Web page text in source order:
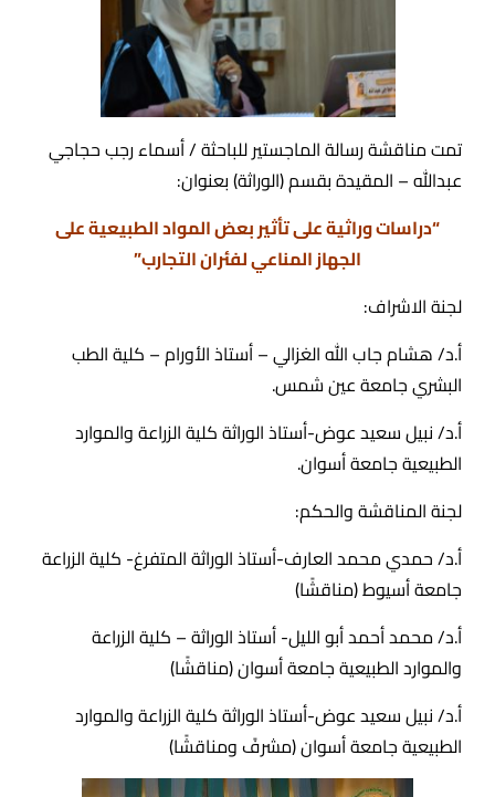
تمت مناقشة رسالة الماجستير للباحثة / أسماء رجب حجاجي
عبدالله – المقيدة بقسم (الوراثة) بعنوان:
“دراسات وراثية على تأثير بعض المواد الطبيعية على
الجهاز المناعي لفئران التجارب”
لجنة الاشراف:
أ.د/ هشام جاب الله الغزالي – أستاذ الأورام – كلية الطب
البشري جامعة عين شمس.
أ.د/ نبيل سعيد عوض-أستاذ الوراثة كلية الزراعة والموارد
الطبيعية جامعة أسوان.
لجنة المناقشة والحكم:
أ.د/ حمدي محمد العارف-أستاذ الوراثة المتفرغ- كلية الزراعة
جامعة أسيوط (مناقشًا)
أ.د/ محمد أحمد أبو الليل- أستاذ الوراثة – كلية الزراعة
والموارد الطبيعية جامعة أسوان (مناقشًا)
أ.د/ نبيل سعيد عوض-أستاذ الوراثة كلية الزراعة والموارد
الطبيعية جامعة أسوان (مشرفً ومناقشًا)